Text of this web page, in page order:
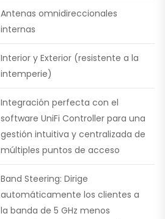
Antenas omnidireccionales
internas
Interior y Exterior (resistente a la
intemperie)
Integración perfecta con el
software UniFi Controller para una
gestión intuitiva y centralizada de
múltiples puntos de acceso
Band Steering: Dirige
automáticamente los clientes a
la banda de 5 GHz menos